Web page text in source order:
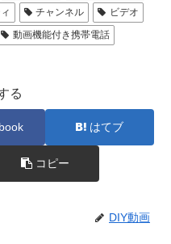
チャンネル
ビデオ
動画機能付き携帯電話
る
はてブ
コピー
DIY動画